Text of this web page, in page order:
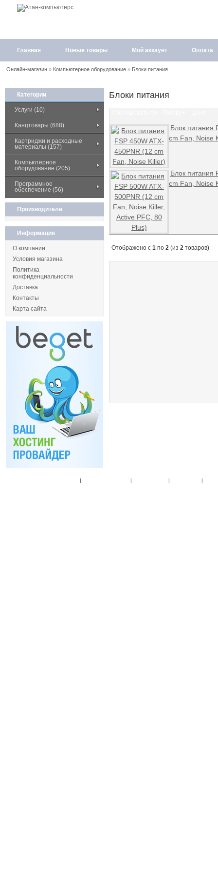
Главная Новые товары Мой аккаунт Оплата
Онлайн-магазин» Компьютерное оборудование» Блоки питания
Категории
Услуги (10)
Канцтовары (688)
Картриджи и расходные
материалы (157)
Компьютерное
оборудование (205)
Программное
обеспечение (56)
Производители
Информация
О компании
Условия магазина
Политика
конфиденциальности
Доставка
Контакты
Карта сайта
Блоки питания
Блок питания
cm Fan, Noise
Блок питания
cm Fan, Noise
Отображено с 1 по 2 (из 2 товаров)
| | | |